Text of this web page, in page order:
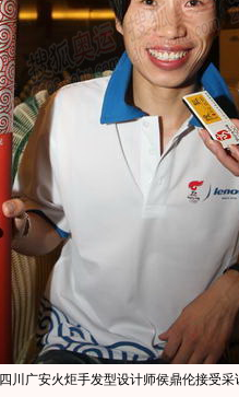
四川广安火炬手发型设计师侯鼎伦接受采